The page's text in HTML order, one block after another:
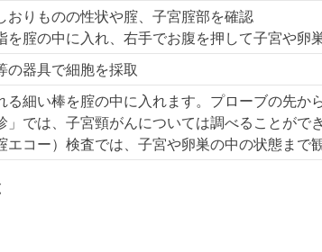
おりものの性状や腟、子宮腟部を確認
を腟の中に入れ、右手でお腹を押して子宮や卵
の器具で細胞を採取
る細い棒を腟の中に入れます。プローブの先
」では、子宮頸がんについては調べることが
エコー）検査では、子宮や卵巣の中の状態ま